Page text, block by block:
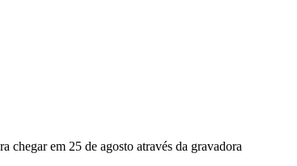
em 25 de agosto através da gravadora